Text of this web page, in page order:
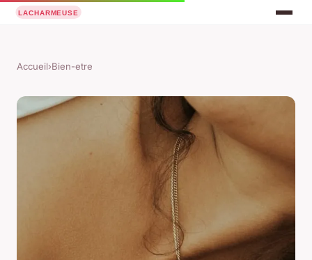
Accueil›Bien-etre